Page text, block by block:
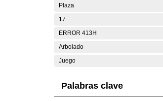
Plaza
17
ERROR 413H
Arbolado
Juego
Palabras clave